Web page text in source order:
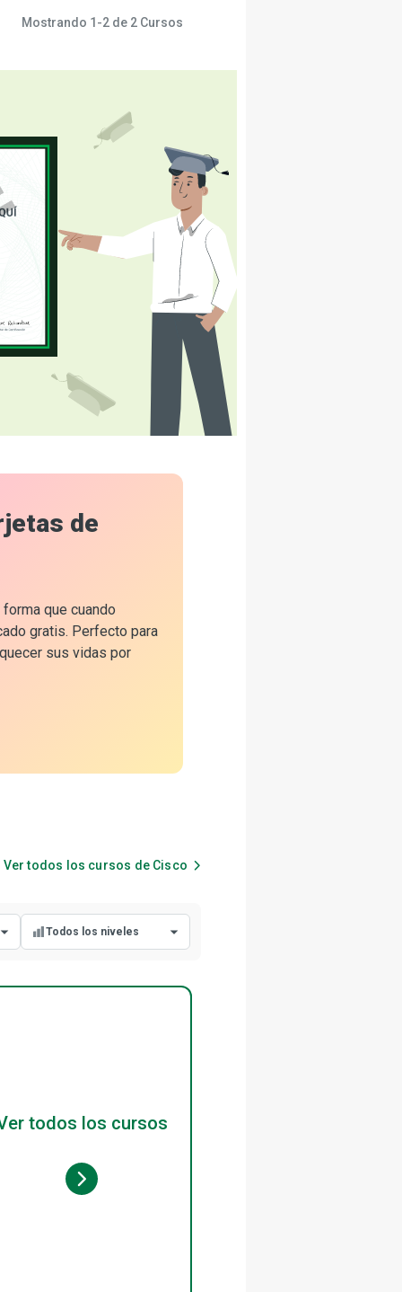
Mostrando 1-2 de 2 Cursos
de
que cuando
gratis. Perfecto para
sus vidas por
Ver todos los cursos de Cisco
Todos los niveles
todos los cursos